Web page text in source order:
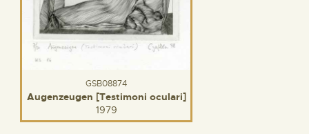
GSB08874
Augenzeugen [Testimoni oculari]
1979